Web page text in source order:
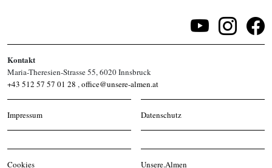
Kontakt
Maria-Theresien-Strasse 55, 6020 Innsbruck
+43 512 57 57 01 28 ,office@unsere-almen.at
Impressum Datenschutz
Cookies Unsere.Almen